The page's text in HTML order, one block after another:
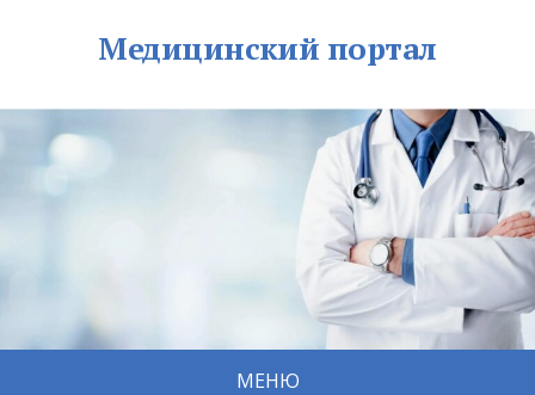
Медицинский портал
МЕНЮ